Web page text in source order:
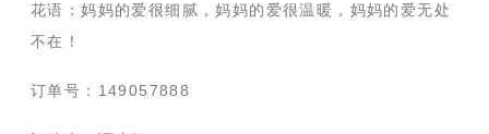
花语：妈妈的爱很细腻，妈妈的爱很温暖，妈妈的爱无处
不在！
订单号：149057888